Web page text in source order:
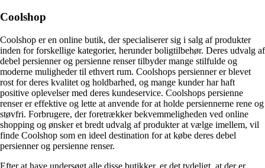
Coolshop
Coolshop er en online butik, der specialiserer sig i salg af produkter
inden for forskellige kategorier, herunder boligtilbehør. Deres udvalg af
debel persienner og persienne renser tilbyder mange stilfulde og
moderne muligheder til ethvert rum. Coolshops persienner er blevet
rost for deres kvalitet og holdbarhed, og mange kunder har haft
positive oplevelser med deres kundeservice. Coolshops persienne
renser er effektive og lette at anvende for at holde persiennerne rene og
støvfri. Forbrugere, der foretrækker bekvemmeligheden ved online
shopping og ønsker et bredt udvalg af produkter at vælge imellem, vil
finde Coolshop som en ideel destination for at købe deres debel
persienner og persienne renser.
Efter at have undersøgt alle disse butikker, er det tydeligt, at der er